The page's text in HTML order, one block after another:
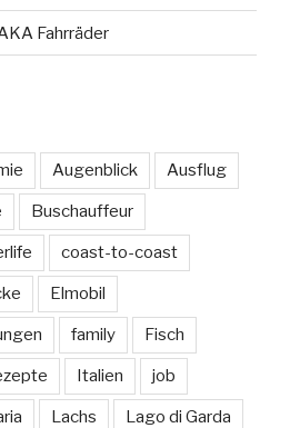
Fahrräder
Augenblick Ausflug
Buschauffeur
coast-to-coast
Elmobil
family Fisch
Italien job
Lachs Lago di Garda